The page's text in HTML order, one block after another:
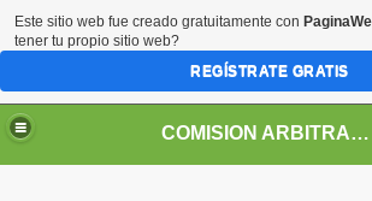
COMISION ARBITRAL DE FUTBOL DE SALON DE BOLIVAR "CAFUSBOL: HONESTIDAD, RESPETO Y CUMPLIMIENTO"
Este sitio web fue creado gratuitamente con
tener tu propio sitio web?
REGÍSTRATE GRATIS